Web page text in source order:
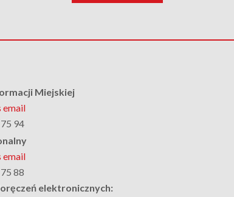
Miejskiej
email
94
email
88
elektronicznych: